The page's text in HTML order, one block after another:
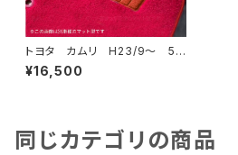
トヨタ カムリ H23/9〜 5
0/70系 フロアマット一式 カ
ーマット ハイグレードタイプ
¥16,500
同じカテゴリの商品